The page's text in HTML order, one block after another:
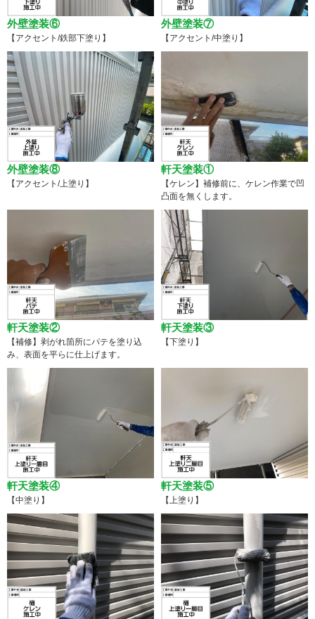
外壁塗装⑥
【アクセント/鉄部下塗り】
外壁塗装⑦
【アクセント/中塗り】
外壁塗装⑧
【アクセント/上塗り】
軒天塗装①
【ケレン】補修前に、ケレン作業で凹
凸面を無くします。
軒天塗装②
【補修】剥がれ箇所にパテを塗り込
み、表面を平らに仕上げます。
軒天塗装③
【下塗り】
軒天塗装④
【中塗り】
軒天塗装⑤
【上塗り】